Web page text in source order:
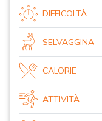
DIFFICOLTÀ
SELVAGGINA
CALORIE
ATTIVITÀ